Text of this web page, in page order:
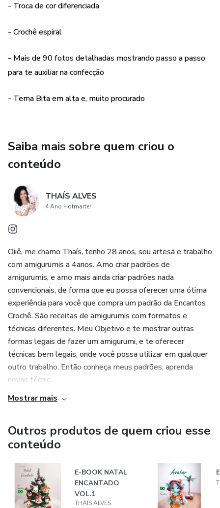
- Troca de cor diferenciada
- Crochê espiral
- Mais de 90 fotos detalhadas mostrando passo a passo
para te auxiliar na confecção
- Tema Bita em alta e, muito procurado
Saiba mais sobre quem criou o
conteúdo
THAÍS ALVES
4 Ano Hotmarter
Oiiê, me chamo Thaís, tenho 28 anos, sou artesã e trabalho
com amigurumis a 4anos. Amo criar padrões de
amigurumis, e amo mais ainda criar padrões nada
convencionais, de forma que eu possa oferecer uma ótima
experiência para você que compra um padrão da Encantos
Crochê. São receitas de amigurumis com formatos e
técnicas diferentes. Meu Objetivo e te mostrar outras
formas legais de fazer um amigurumi, e te oferecer
técnicas bem legais, onde você possa utilizar em qualquer
outro trabalho. Então conheça meus padrões, aprenda
novas técnic...
Mostrar mais
Outros produtos de quem criou esse
conteúdo
E-BOOK NATAL
ENCANTADO
VOL.1
THAÍS ALVES